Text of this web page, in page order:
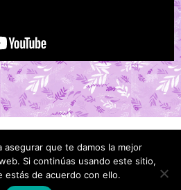
Política de cookies Quiénes somos
asegurar que te damos la mejor
Si continúas usando este sitio,
estás de acuerdo con ello.